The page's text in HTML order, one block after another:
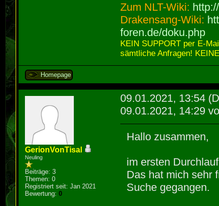
Zum NLT-Wiki:
Drakensang-Wiki:
foren.de/doku.php
KEIN SUPPORT per E-
sämtliche Anfragen!
Homepage
GerionVonTisal
Neuling
Beiträge: 3
Themen: 0
Registriert seit: Jan 2021
Bewertung:0
09.01.2021, 13:54
09.01.2021, 14:29
Hallo zusammen,
im ersten
Das hat mich sehr
Suche gegangen.